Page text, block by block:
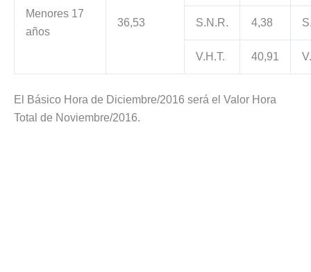
Menores 17
años
36,53 S.N.R. 4,38
V.H.T. 40,91
El Básico Hora de Diciembre/2016 será el Valor Hora
Total de Noviembre/2016.